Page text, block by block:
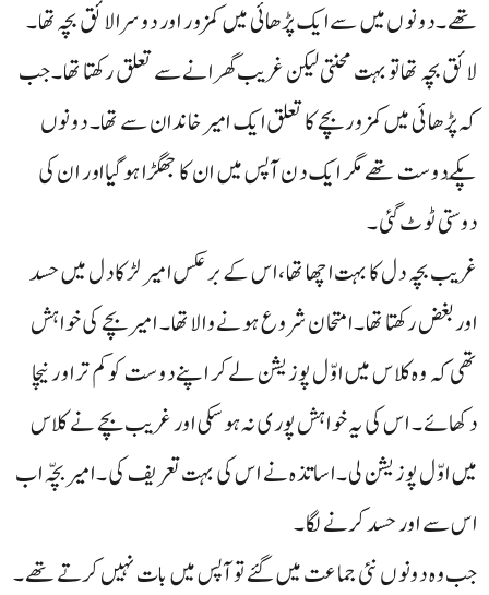
تھے۔ دونوں میں سے ایک پڑھائی میں کمزور اور دوسرالائق بچہ تھا۔
لائق بچہ تھا تو بہت محنتی لیکن غریب گھرانے سے تعلق رکھتا تھا۔جب
کہ پڑھائی میں کمزور بچے کا تعلق ایک امیر خاندان سے تھا۔ دونوں
پکّے دوست تھے مگر ایک دن آپس میں ان کا جھگڑا ہوگیااور ان کی
دوستی ٹوٹ گئی۔
غریب بچہ دل کا بہت اچھا تھا، اس کے بر عکس امیر لڑکا دل میں حسد
اور بغض رکھتا تھا۔ امتحان شروع ہونے والا تھا۔ امیر بچے کی خواہش
تھی کہ وہ کلاس میں اوّل پوزیشن لے کر اپنے دوست کو کم تر اور نیچا
دکھائے۔ اس کی یہ خواہش پوری نہ ہوسکی اور غریب بچے نے کلاس
میں اوّل پوزیشن لی۔ اساتذہ نے اس کی بہت تعریف کی۔ امیر بچّہ اب
اس سے اور حسد کرنے لگا۔
جب وہ دونوں نئی جماعت میں گئے تو آپس میں بات نہیں کرتے تھے۔